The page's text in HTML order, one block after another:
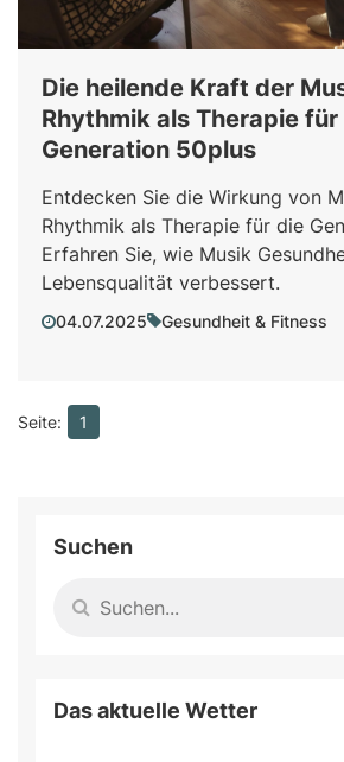
Die heilende Kraft der
Rhythmik als Therapie für
Generation 50plus
Entdecken Sie die Wirkung von
Rhythmik als Therapie für die
Erfahren Sie, wie Musik
Lebensqualität verbessert.
04.07.2025 Gesundheit & Fitness
1
Suchen
Das aktuelle Wetter